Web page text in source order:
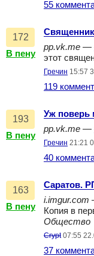
55
172
В пену
pp.vk.me —
этот
Гречин 15:57
119
193
В пену
Уж поверь
pp.vk.me —
Гречин 21:21
40
163
В пену
Саратов.
i.imgur.com
Копия в
Общество
Crypt 07:55
37